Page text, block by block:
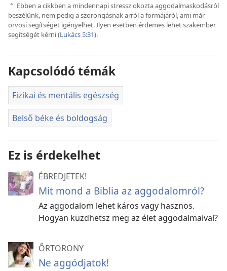
a Ebben a cikkben a mindennapi stressz okozta aggodalmaskodásról
beszélünk, nem pedig a szorongásnak arról a formájáról, ami már
orvosi segítséget igényelhet. Ilyen esetben érdemes lehet szakember
segítségét kérni (Lukács 5:31).
Kapcsolódó témák
Fizikai és mentális egészség
Belső béke és boldogság
Ez is érdekelhet
ÉBREDJETEK!
Mit mond a Biblia az aggodalomról?
Az aggodalom lehet káros vagy hasznos.
Hogyan küzdhetsz meg az élet aggodalmaival?
ŐRTORONY
Ne aggódjatok!